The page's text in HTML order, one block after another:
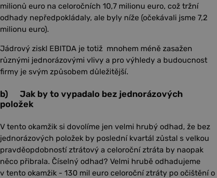
milionů euro na celoročních 10,7 milionu euro, což tržní
odhady nepředpokládaly, ale byly níže (očekávali jsme 7,2
milionu euro).
Jádrový ziskl EBITDA je totiž mnohem méně zasažen
různými jednorázovými vlivy a pro výhledy a budoucnost
firmy je svým způsobem důležitější.
b) Jak by to vypadalo bez jednorázových
položek
V tento okamžik si dovolíme jen velmi hrubý odhad, že bez
jednorázových položek by poslední kvartál zůstal s velkou
pravděopdobností ztrátový a celoroční ztráta by naopak
něco přibrala. Číselný odhad? Velmi hrubě odhadujeme
v tento okamžik - 130 mil euro celoroční ztráty po očištění o